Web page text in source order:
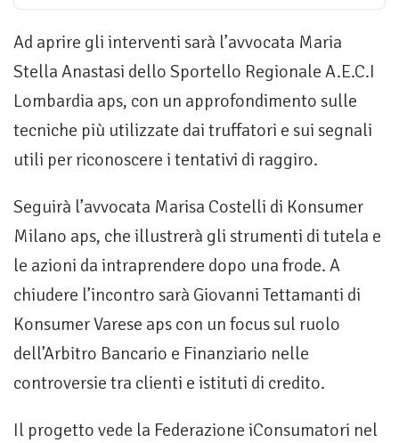
Ad aprire gli interventi sarà l’avvocata Maria
Stella Anastasi dello Sportello Regionale A.E.C.I
Lombardia aps, con un approfondimento sulle
tecniche più utilizzate dai truffatori e sui segnali
utili per riconoscere i tentativi di raggiro.
Seguirà l’avvocata Marisa Costelli di Konsumer
Milano aps, che illustrerà gli strumenti di tutela e
le azioni da intraprendere dopo una frode. A
chiudere l’incontro sarà Giovanni Tettamanti di
Konsumer Varese aps con un focus sul ruolo
dell’Arbitro Bancario e Finanziario nelle
controversie tra clienti e istituti di credito.
Il progetto vede la Federazione iConsumatori nel